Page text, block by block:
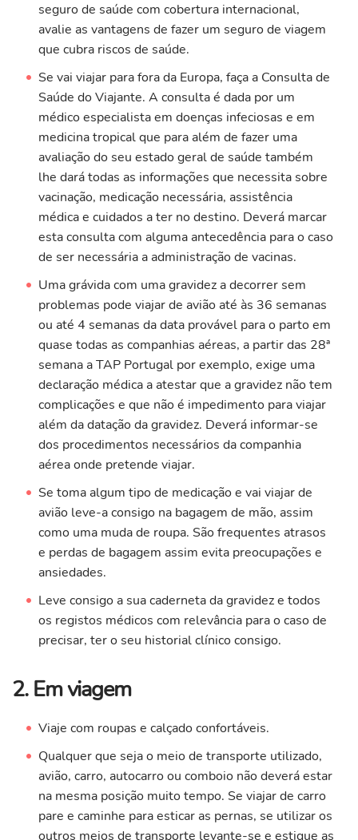
seguro de saúde com cobertura internacional,
avalie as vantagens de fazer um seguro de viagem
que cubra riscos de saúde.
Se vai viajar para fora da Europa, faça a Consulta de
Saúde do Viajante. A consulta é dada por um
médico especialista em doenças infeciosas e em
medicina tropical que para além de fazer uma
avaliação do seu estado geral de saúde também
lhe dará todas as informações que necessita sobre
vacinação, medicação necessária, assistência
médica e cuidados a ter no destino. Deverá marcar
esta consulta com alguma antecedência para o caso
de ser necessária a administração de vacinas.
Uma grávida com uma gravidez a decorrer sem
problemas pode viajar de avião até às 36 semanas
ou até 4 semanas da data provável para o parto em
quase todas as companhias aéreas, a partir das 28ª
semana a TAP Portugal por exemplo, exige uma
declaração médica a atestar que a gravidez não tem
complicações e que não é impedimento para viajar
além da datação da gravidez. Deverá informar-se
dos procedimentos necessários da companhia
aérea onde pretende viajar.
Se toma algum tipo de medicação e vai viajar de
avião leve-a consigo na bagagem de mão, assim
como uma muda de roupa. São frequentes atrasos
e perdas de bagagem assim evita preocupações e
ansiedades.
Leve consigo a sua caderneta da gravidez e todos
os registos médicos com relevância para o caso de
precisar, ter o seu historial clínico consigo.
2. Em viagem
Viaje com roupas e calçado confortáveis.
Qualquer que seja o meio de transporte utilizado,
avião, carro, autocarro ou comboio não deverá estar
na mesma posição muito tempo. Se viajar de carro
pare e caminhe para esticar as pernas, se utilizar os
outros meios de transporte levante-se e estique as